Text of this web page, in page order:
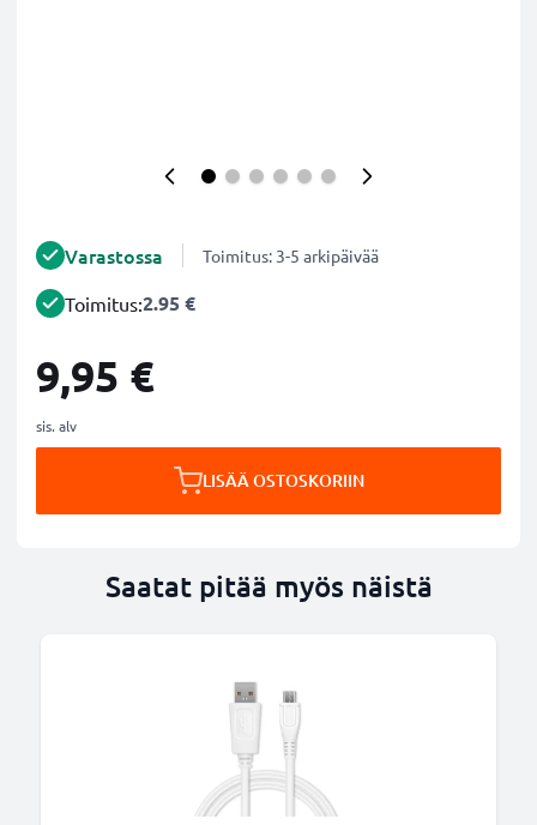
Varastossa Toimitus: 3-5 arkipäivää
Toimitus:2.95 €
9,95 €
sis. alv
LISÄÄ OSTOSKORIIN
Saatat pitää myös näistä